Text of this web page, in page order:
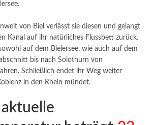
von Biel verlässt sie diesen und gelangt
Kanal auf ihr natürliches Flussbett zurück.
auf dem Bielersee, wie auch auf dem
bis nach Solothurn von
Schließlich endet ihr Weg weiter
in den Rhein mündet.